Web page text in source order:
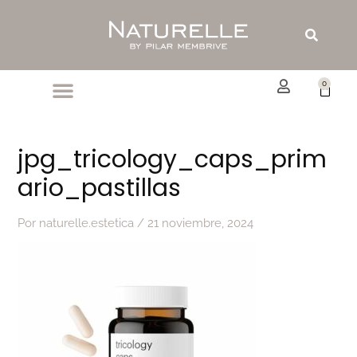
Buscar
0
jpg_tricology_caps_prim
ario_pastillas
Por naturelle.estetica / 21 noviembre, 2024